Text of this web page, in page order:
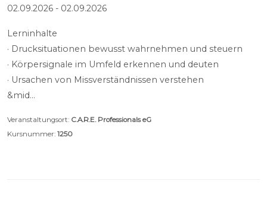
02.09.2026 - 02.09.2026
Lerninhalte
· Drucksituationen bewusst wahrnehmen und steuern
· Körpersignale im Umfeld erkennen und deuten
· Ursachen von Missverständnissen verstehen
&mid…
Veranstaltungsort: C.A.R.E. Professionals eG
Kursnummer: 1250